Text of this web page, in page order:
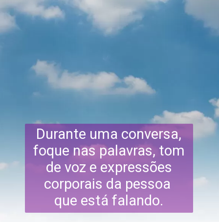
Durante uma conversa,
foque nas palavras, tom
de voz e expressões
corporais da pessoa
que está falando.